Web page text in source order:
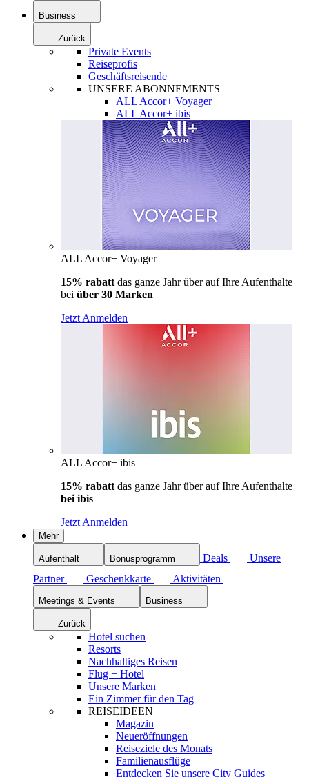
Business
Zurück
Private Events
Reiseprofis
Geschäftsreisende
UNSERE ABONNEMENTS
ALL Accor+ Voyager
ALL Accor+ ibis
ALL Accor+ Voyager
15% rabatt das ganze Jahr über auf Ihre Aufenthalte
bei über 30 Marken
Jetzt Anmelden
ALL Accor+ ibis
15% rabatt das ganze Jahr über auf Ihre Aufenthalte
bei ibis
Jetzt Anmelden
Mehr
Aufenthalt Bonusprogramm Deals
Unsere
Partner
Geschenkkarte Aktivitäten
Meetings & Events Business
Zurück
Hotel suchen
Resorts
Nachhaltiges Reisen
Flug + Hotel
Unsere Marken
Ein Zimmer für den Tag
REISEIDEEN
Magazin
Neueröffnungen
Reiseziele des Monats
Familienausflüge
Entdecken Sie unsere City Guides